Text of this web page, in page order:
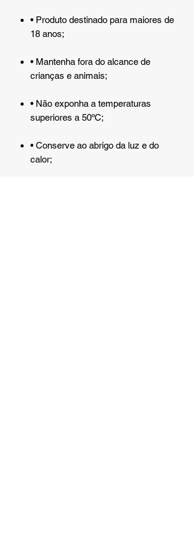
• Produto destinado para maiores de
18 anos;
• Mantenha fora do alcance de
crianças e animais;
• Não exponha a temperaturas
superiores a 50ºC;
• Conserve ao abrigo da luz e do
calor;